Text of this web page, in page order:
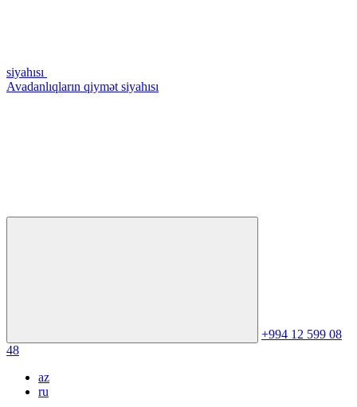
siyahısı
Avadanlıqların qiymət siyahısı
+994 12 599 08
48
az
ru